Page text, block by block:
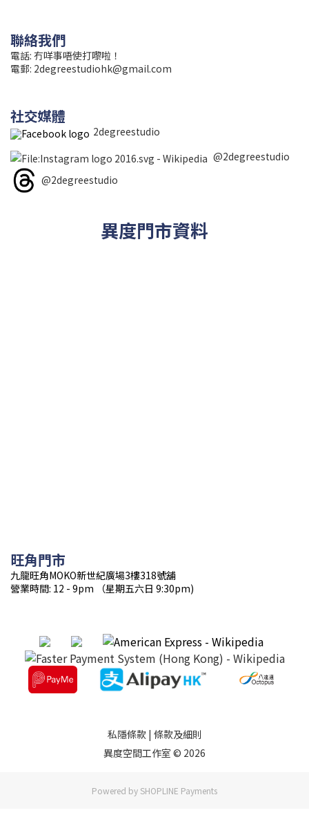
聯絡我們
電話: 冇咩事唔使打嚟啦！
電郵: 2degreestudiohk@gmail.com
社交媒體
2degreestudio
@2degreestudio
@2degreestudio
異度門市資料
旺角門市
九龍旺角MOKO新世紀廣場3樓318號舖
營業時間: 12 - 9pm （星期五六日 9:30pm)
私隱條款| 條款及細則
異度空間工作室 © 2026
Powered by SHOPLINE Payments